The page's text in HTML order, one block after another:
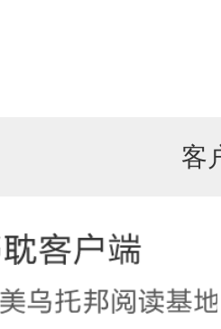
客